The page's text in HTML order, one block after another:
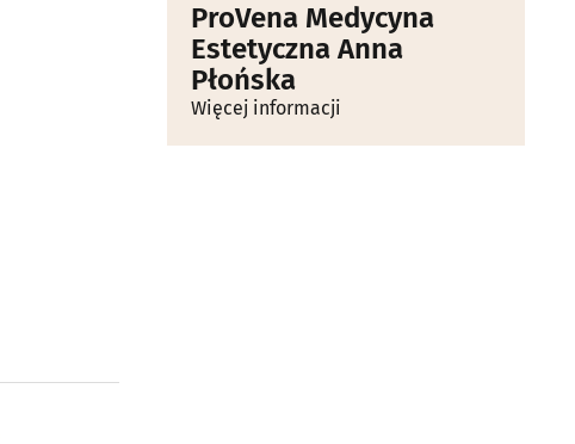
ProVena Medycyna
Estetyczna Anna
Płońska
Więcej informacji